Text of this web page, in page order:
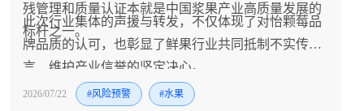
残管理和质量认证本就是中国浆果产业高质量发展的
标杆之一。
此次行业集体的声援与转发，不仅体现了对怡颗莓品
牌品质的认可，也彰显了鲜果行业共同抵制不实传
言、维护产业信誉的坚定决心。
2026/07/22 #风险预警 #水果